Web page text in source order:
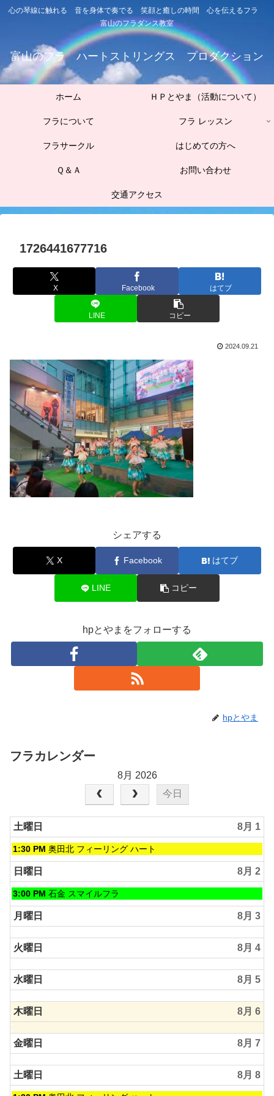
心の琴線に触れる 音を身体で奏でる 笑顔と癒しの時間 心を伝えるフラ
富山のフラダンス教室
富山のフラ ハートストリングス プロダクション
ホーム ＨＰとやま（活動について）
フラについて フラ レッスン
フラサークル はじめての方へ
Ｑ＆Ａ お問い合わせ
交通アクセス
1726441677716
X Facebook はてブ
LINE コピー
2024.09.21
シェアする
X Facebook はてブ
LINE コピー
hpとやまをフォローする
hpとやま
フラカレンダー
8月 2026
今日
土曜日 8月 1
土
曜
日,
8
月
1st
2026
1:30 PM 奥田北 フィーリング ハート
日曜日 8月 2
日
曜
日,
8
月
2nd
2026
3:00 PM 石金 スマイルフラ
月曜日 8月 3
火曜日 8月 4
水曜日 8月 5
木曜日 8月 6
金曜日 8月 7
土曜日 8月 8